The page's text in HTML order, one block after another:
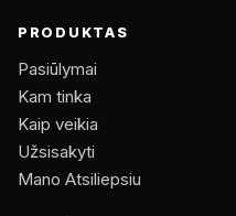
PRODUKTAS
Pasiūlymai
Kam tinka
Kaip veikia
Užsisakyti
Mano Atsiliepsiu